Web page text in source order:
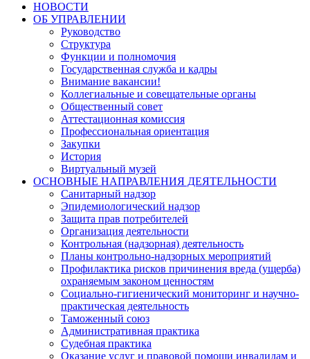
НОВОСТИ
ОБ УПРАВЛЕНИИ
Руководство
Структура
Функции и полномочия
Государственная служба и кадры
Внимание вакансии!
Коллегиальные и совещательные органы
Общественный совет
Аттестационная комиссия
Профессиональная ориентация
Закупки
История
Виртуальный музей
ОСНОВНЫЕ НАПРАВЛЕНИЯ ДЕЯТЕЛЬНОСТИ
Санитарный надзор
Эпидемиологический надзор
Защита прав потребителей
Организация деятельности
Контрольная (надзорная) деятельность
Планы контрольно-надзорных мероприятий
Профилактика рисков причинения вреда (ущерба)
охраняемым законом ценностям
Социально-гигиенический мониторинг и научно-
практическая деятельность
Таможенный союз
Административная практика
Судебная практика
Оказание услуг и правовой помощи инвалидам и